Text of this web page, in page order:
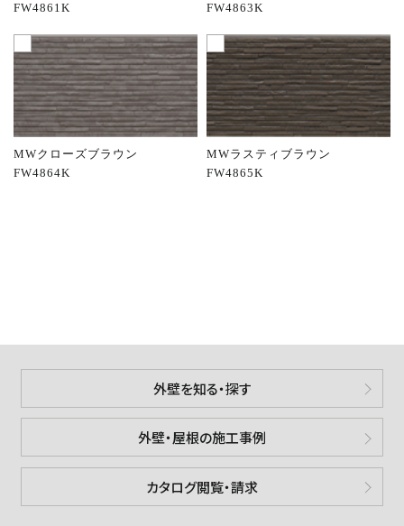
FW4861K
FW4863K
MWクローズブラウン
FW4864K
MWラスティブラウン
FW4865K
外壁を知る・探す
外壁・屋根の施工事例
カタログ閲覧・請求